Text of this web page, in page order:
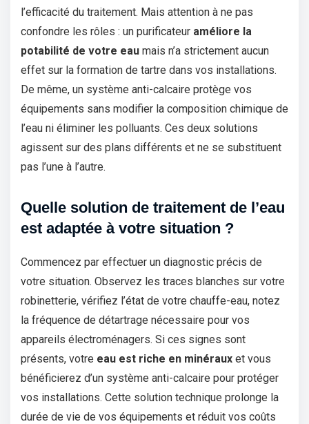
l’efficacité du traitement. Mais attention à ne pas
confondre les rôles : un purificateur améliore la
potabilité de votre eau mais n’a strictement aucun
effet sur la formation de tartre dans vos installations.
De même, un système anti-calcaire protège vos
équipements sans modifier la composition chimique de
l’eau ni éliminer les polluants. Ces deux solutions
agissent sur des plans différents et ne se substituent
pas l’une à l’autre.
Quelle solution de traitement de l’eau
est adaptée à votre situation ?
Commencez par effectuer un diagnostic précis de
votre situation. Observez les traces blanches sur votre
robinetterie, vérifiez l’état de votre chauffe-eau, notez
la fréquence de détartrage nécessaire pour vos
appareils électroménagers. Si ces signes sont
présents, votre eau est riche en minéraux et vous
bénéficierez d’un système anti-calcaire pour protéger
vos installations. Cette solution technique prolonge la
durée de vie de vos équipements et réduit vos coûts